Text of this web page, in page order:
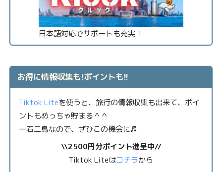
日本語対応でサポートも充実！
お得に情報収集も!ポイントも!!
Tiktok Liteを使うと、旅行の情報収集も出来て、ポイ
ントもめっちゃ貯まる＾＾
一石二鳥なので、ぜひこの機会に♬
\\2500円分ポイント進呈中//
Tiktok Liteはコチラから